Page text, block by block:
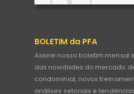
BOLETIM da PFA
Assine nosso boletim mensal
das novidades do mercado
condominial, novos
análises setoriais e